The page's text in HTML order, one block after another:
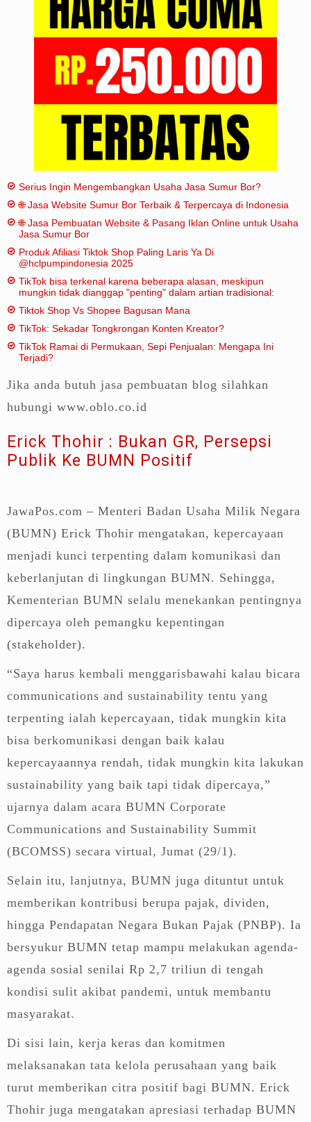
Serius Ingin Mengembangkan Usaha Jasa Sumur Bor?
🌐 Jasa Website Sumur Bor Terbaik & Terpercaya di Indonesia
🌐 Jasa Pembuatan Website & Pasang Iklan Online untuk Usaha
Jasa Sumur Bor
Produk Afiliasi Tiktok Shop Paling Laris Ya Di
@hclpumpindonesia 2025
TikTok bisa terkenal karena beberapa alasan, meskipun
mungkin tidak dianggap "penting" dalam artian tradisional:
Tiktok Shop Vs Shopee Bagusan Mana
TikTok: Sekadar Tongkrongan Konten Kreator?
TikTok Ramai di Permukaan, Sepi Penjualan: Mengapa Ini
Terjadi?
Jika anda butuh jasa pembuatan blog silahkan
hubungi www.oblo.co.id
Erick Thohir : Bukan GR, Persepsi
Publik Ke BUMN Positif
JawaPos.com – Menteri Badan Usaha Milik Negara
(BUMN) Erick Thohir mengatakan, kepercayaan
menjadi kunci terpenting dalam komunikasi dan
keberlanjutan di lingkungan BUMN. Sehingga,
Kementerian BUMN selalu menekankan pentingnya
dipercaya oleh pemangku kepentingan
(stakeholder).
“Saya harus kembali menggarisbawahi kalau bicara
communications and sustainability tentu yang
terpenting ialah kepercayaan, tidak mungkin kita
bisa berkomunikasi dengan baik kalau
kepercayaannya rendah, tidak mungkin kita lakukan
sustainability yang baik tapi tidak dipercaya,”
ujarnya dalam acara BUMN Corporate
Communications and Sustainability Summit
(BCOMSS) secara virtual, Jumat (29/1).
Selain itu, lanjutnya, BUMN juga dituntut untuk
memberikan kontribusi berupa pajak, dividen,
hingga Pendapatan Negara Bukan Pajak (PNBP). Ia
bersyukur BUMN tetap mampu melakukan agenda-
agenda sosial senilai Rp 2,7 triliun di tengah
kondisi sulit akibat pandemi, untuk membantu
masyarakat.
Di sisi lain, kerja keras dan komitmen
melaksanakan tata kelola perusahaan yang baik
turut memberikan citra positif bagi BUMN. Erick
Thohir juga mengatakan apresiasi terhadap BUMN
Sitemap